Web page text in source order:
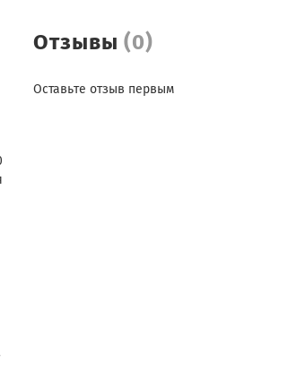
Отзывы(0)
Оставьте отзыв первым